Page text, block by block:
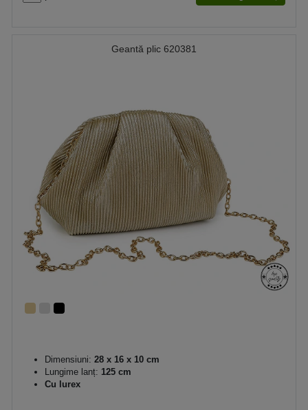
Geantă plic 620381
Dimensiuni: 28 x 16 x 10 cm
Lungime lanț: 125 cm
Cu lurex